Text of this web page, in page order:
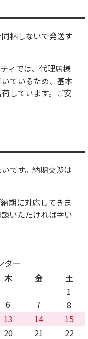
梱しないで発送す
ィでは、代理店様
ているため、基本
しています。ご安
です。納期交渉は
期に対応してきま
いただければ幸い
ダー
木 金
土
1
6 7
8
13 14
15
20 21
22